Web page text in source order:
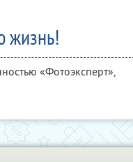
жизнь!
«Фотоэксперт»,